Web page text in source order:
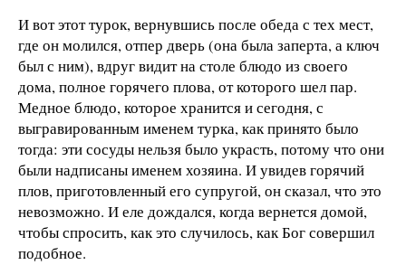
И вот этот турок, вернувшись после обеда с тех мест,
где он молился, отпер дверь (она была заперта, а ключ
был с ним), вдруг видит на столе блюдо из своего
дома, полное горячего плова, от которого шел пар.
Медное блюдо, которое хранится и сегодня, с
выгравированным именем турка, как принято было
тогда: эти сосуды нельзя было украсть, потому что они
были надписаны именем хозяина. И увидев горячий
плов, приготовленный его супругой, он сказал, что это
невозможно. И еле дождался, когда вернется домой,
чтобы спросить, как это случилось, как Бог совершил
подобное.